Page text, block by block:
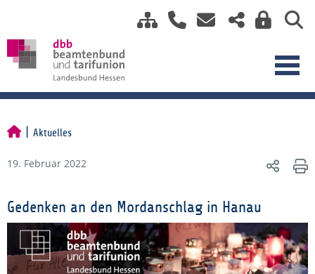
Aktuelles
19. Februar 2022
Gedenken an den Mordanschlag in Hanau